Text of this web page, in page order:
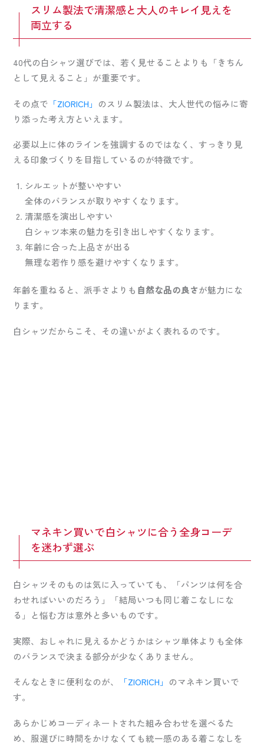
スリム製法で清潔感と大人のキレイ見えを
両立する
40代の白シャツ選びでは、若く見せることよりも「きちん
として見えること」が重要です。
その点で 「ZIORICH」 のスリム製法は、大人世代の悩みに寄
り添った考え方といえます。
必要以上に体のラインを強調するのではなく、すっきり見
える印象づくりを目指しているのが特徴です。
シルエットが整いやすい
全体のバランスが取りやすくなります。
清潔感を演出しやすい
白シャツ本来の魅力を引き出しやすくなります。
年齢に合った上品さが出る
無理な若作り感を避けやすくなります。
年齢を重ねると、派手さよりも 自然な品の良さが魅力にな
ります。
白シャツだからこそ、その違いがよく表れるのです。
マネキン買いで白シャツに合う全身コーデ
を迷わず選ぶ
白シャツそのものは気に入っていても、「パンツは何を合
わせればいいのだろう」「結局いつも同じ着こなしにな
る」と悩む方は意外と多いものです。
実際、おしゃれに見えるかどうかはシャツ単体よりも全体
のバランスで決まる部分が少なくありません。
そんなときに便利なのが、 「ZIORICH」 のマネキン買いで
す。
あらかじめコーディネートされた組み合わせを選べるた
め、服選びに時間をかけなくても統一感のある着こなしを